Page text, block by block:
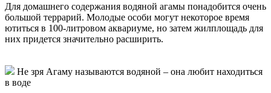
Для домашнего содержания водяной агамы понадобится очень
большой террарий. Молодые особи могут некоторое время
ютиться в 100-литровом аквариуме, но затем жилплощадь для
них придется значительно расширить.
Не зря Агаму называются водяной – она любит находиться
в воде